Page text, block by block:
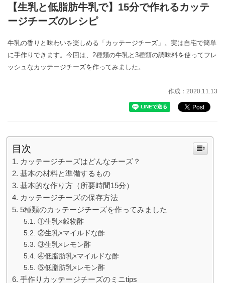
【生乳と低脂肪牛乳で】15分で作れるカッテ
ージチーズのレシピ
牛乳の香りと味わいを楽しめる「カッテージチーズ」。実は自宅で簡単
に手作りできます。今回は、2種類の牛乳と3種類の調味料を使ってフレ
ッシュなカッテージチーズを作ってみました。
作成：2020.11.13
目次
カッテージチーズはどんなチーズ？
基本の材料と準備するもの
基本的な作り方（所要時間15分）
カッテージチーズの保存方法
5種類のカッテージチーズを作ってみました
①生乳×穀物酢
②生乳×マイルドな酢
③生乳×レモン酢
④低脂肪乳×マイルドな酢
⑤低脂肪乳×レモン酢
手作りカッテージチーズのミニtips